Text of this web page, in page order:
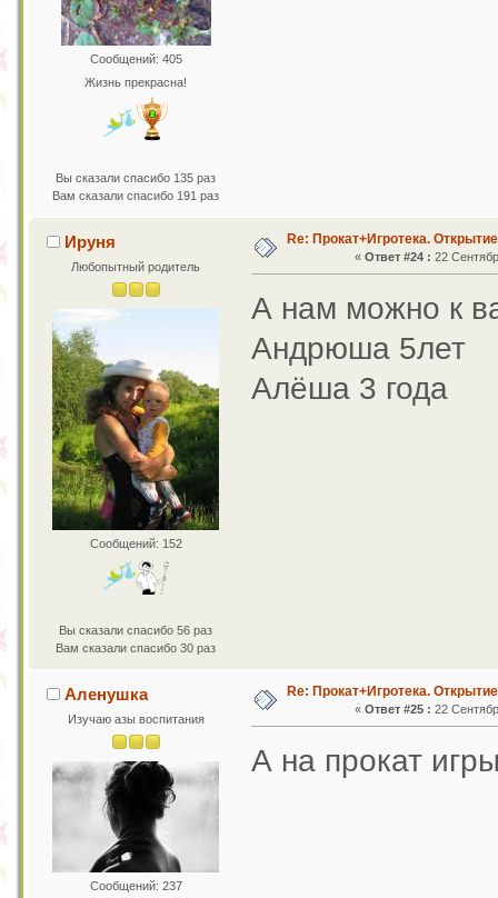
Сообщений: 405
Жизнь прекрасна!
Вы сказали спасибо 135 раз
Вам сказали спасибо 191 раз
Ируня
Любопытный родитель
Сообщений: 152
Вы сказали спасибо 56 раз
Вам сказали спасибо 30 раз
Re: Прокат+Игротека.
«Ответ #24 : 22
А нам можно к
Андрюша 5лет
Алёша 3 года
Аленушка
Изучаю азы воспитания
Сообщений: 237
Re: Прокат+Игротека.
«Ответ #25 : 22
А на прокат